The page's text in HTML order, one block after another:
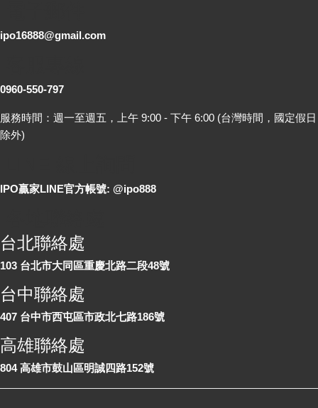
ipo16888@gmail.com
0960-550-797
服務時間：週一至週五，上午 9:00 - 下午 6:00 (台灣時間，國定假日
除外)
IPO贏家LINE官方帳號: @ipo888
台北聯絡處
103 台北市大同區重慶北路二段48號
台中聯絡處
407 台中市西屯區市政北七路186號
高雄聯絡處
804 高雄市鼓山區明誠四路152號